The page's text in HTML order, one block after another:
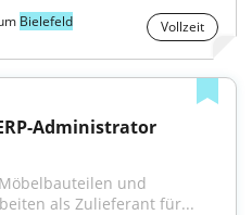
Bielefeld Vollzeit
Administrator
und
als Zulieferant für...